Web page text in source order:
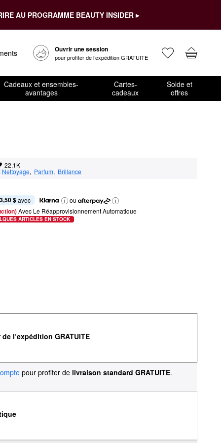
AU PROGRAMME BEAUTY INSIDER ▸
Ouvrir une session
pour profiter de l’expédition GRATUITE
Cadeaux et ensembles-
avantages
Cartes-
cadeaux
Solde et
offres
22.1K
Nettoyage, Parfum, Brillance
$ avec
ou
Avec Le Réapprovisionnement Automatique
ARTICLES EN STOCK
l’expédition GRATUITE
pour profiter de livraison standard GRATUITE.